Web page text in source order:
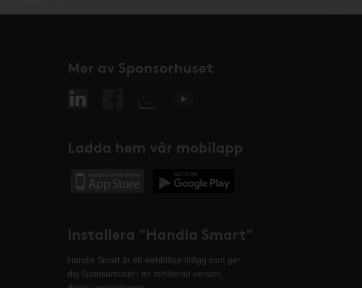
Mer av Sponsorhuset
Ladda hem vår mobilapp
Installera "Handla Smart"
Handla Smart är ett webbläsartillägg som ger
dig Sponsorhuset i en minifierad version,